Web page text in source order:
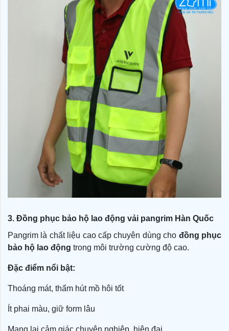
3. Đồng phục bảo hộ lao động vải pangrim Hàn Quốc
Pangrim là chất liệu cao cấp chuyên dùng cho đồng phục
bảo hộ lao động trong môi trường cường độ cao.
Đặc điểm nổi bật:
Thoáng mát, thấm hút mồ hôi tốt
Ít phai màu, giữ form lâu